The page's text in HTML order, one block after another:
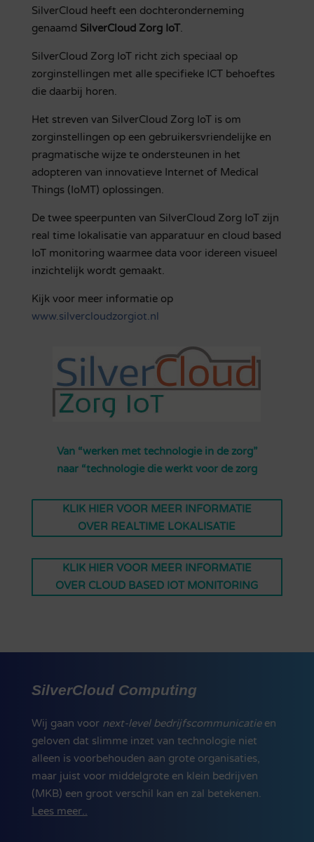
SilverCloud heeft een dochteronderneming
genaamd SilverCloud Zorg IoT.
SilverCloud Zorg IoT richt zich speciaal op
zorginstellingen met alle specifieke ICT behoeftes
die daarbij horen.
Het streven van SilverCloud Zorg IoT is om
zorginstellingen op een gebruikersvriendelijke en
pragmatische wijze te ondersteunen in het
adopteren van innovatieve Internet of Medical
Things (IoMT) oplossingen.
De twee speerpunten van SilverCloud Zorg IoT zijn
real time lokalisatie van apparatuur en cloud based
IoT monitoring waarmee data voor idereen visueel
inzichtelijk wordt gemaakt.
Kijk voor meer informatie op
www.silvercloudzorgiot.nl
Van “werken met technologie in de zorg”
naar “technologie die werkt voor de zorg
KLIK HIER VOOR MEER INFORMATIE
OVER REALTIME LOKALISATIE
KLIK HIER VOOR MEER INFORMATIE
OVER CLOUD BASED IOT MONITORING
SilverCloud Computing
Wij gaan voor next-level bedrijfscommunicatie en
geloven dat slimme inzet van technologie niet
alleen is voorbehouden aan grote organisaties,
maar juist voor middelgrote en klein bedrijven
(MKB) een groot verschil kan en zal betekenen.
Lees meer..